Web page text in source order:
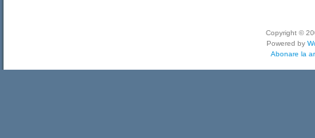
Copyright ©
Powered by
Abonare la